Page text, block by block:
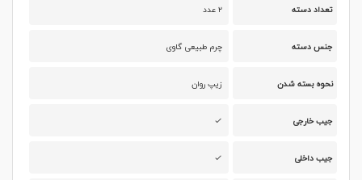
تعداد دسته
جنس دسته چرم طبیعی گاوی
نحوه بسته شدن زیپ روان
جیب خارجی
جیب داخلی